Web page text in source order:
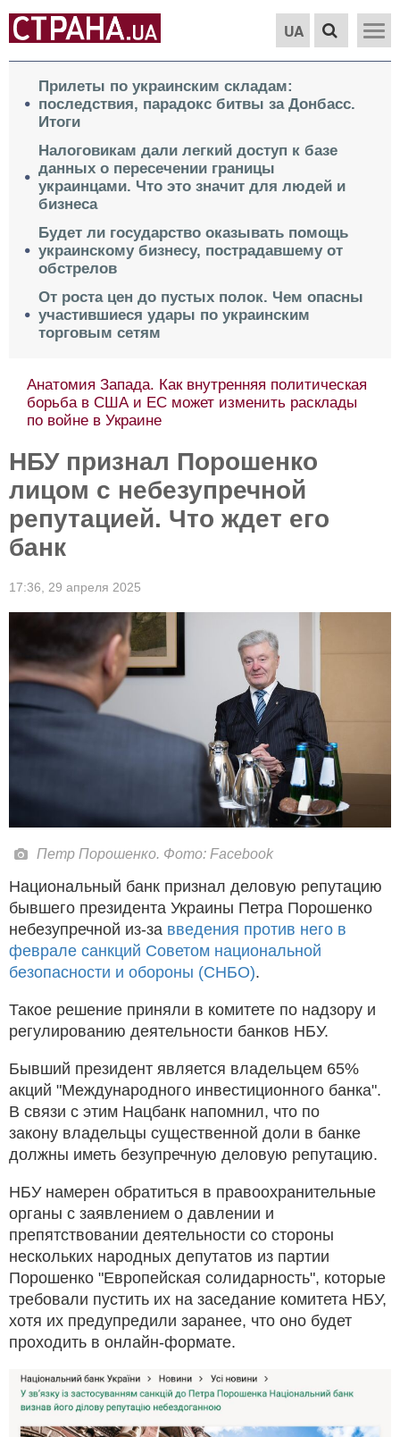
UA
Прилеты по украинским складам:
последствия, парадокс битвы за Донбасс.
Итоги
Налоговикам дали легкий доступ к базе
данных о пересечении границы
украинцами. Что это значит для людей и
бизнеса
Будет ли государство оказывать помощь
украинскому бизнесу, пострадавшему от
обстрелов
От роста цен до пустых полок. Чем опасны
участившиеся удары по украинским
торговым сетям
Анатомия Запада. Как внутренняя политическая
борьба в США и ЕС может изменить расклады
по войне в Украине
НБУ признал Порошенко
лицом с небезупречной
репутацией. Что ждет его
банк
17:36, 29 апреля 2025
Петр Порошенко. Фото: Facebook
Национальный банк признал деловую репутацию
бывшего президента Украины Петра Порошенко
небезупречной из-за введения против него в
феврале санкций Советом национальной
безопасности и обороны (СНБО).
Такое решение приняли в комитете по надзору и
регулированию деятельности банков НБУ.
Бывший президент является владельцем 65%
акций "Международного инвестиционного банка".
В связи с этим Нацбанк напомнил, что по
закону владельцы существенной доли в банке
должны иметь безупречную деловую репутацию.
НБУ намерен обратиться в правоохранительные
органы с заявлением о давлении и
препятствовании деятельности со стороны
нескольких народных депутатов из партии
Порошенко "Европейская солидарность", которые
требовали пустить их на заседание комитета НБУ,
хотя их предупредили заранее, что оно будет
проходить в онлайн-формате.